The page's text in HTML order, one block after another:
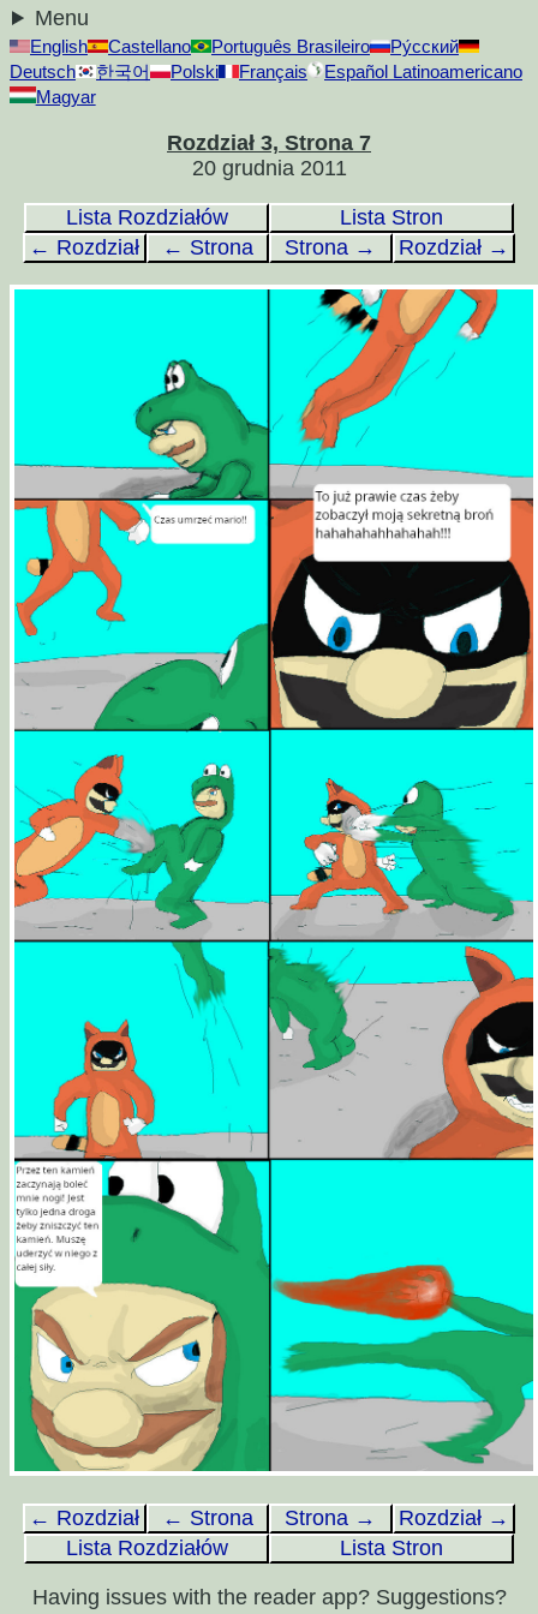
English Castellano Português Brasileiro
Ру́сский
Deutsch
한국어 Polski Français
Español Latinoamericano
Magyar
Rozdział 3, Strona 7
20 grudnia 2011
Lista Rozdziałów
Lista Stron
← Rozdział
← Strona Strona → Rozdział →
← Rozdział ← Strona Strona →
Rozdział →
Lista Rozdziałów
Lista Stron
Having issues with the reader app? Suggestions?
Menu